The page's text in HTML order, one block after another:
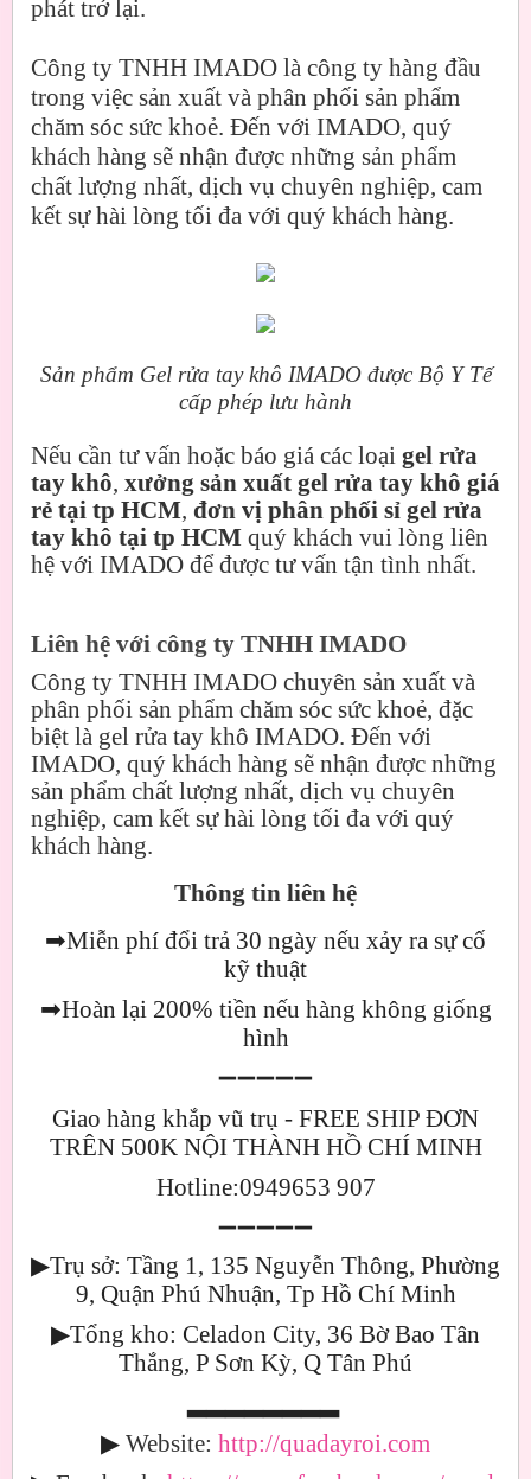
phát trở lại.
Công ty TNHH IMADO là công ty hàng đầu
trong việc sản xuất và phân phối sản phẩm
chăm sóc sức khoẻ. Đến với IMADO, quý
khách hàng sẽ nhận được những sản phẩm
chất lượng nhất, dịch vụ chuyên nghiệp, cam
kết sự hài lòng tối đa với quý khách hàng.
Sản phẩm Gel rửa tay khô IMADO được Bộ Y Tế
cấp phép lưu hành
Nếu cần tư vấn hoặc báo giá các loại gel rửa
tay khô, xưởng sản xuất gel rửa tay khô giá
rẻ tại tp HCM, đơn vị phân phối sỉ gel rửa
tay khô tại tp HCM quý khách vui lòng liên
hệ với IMADO để được tư vấn tận tình nhất.
Liên hệ với công ty TNHH IMADO
Công ty TNHH IMADO chuyên sản xuất và
phân phối sản phẩm chăm sóc sức khoẻ, đặc
biệt là gel rửa tay khô IMADO. Đến với
IMADO, quý khách hàng sẽ nhận được những
sản phẩm chất lượng nhất, dịch vụ chuyên
nghiệp, cam kết sự hài lòng tối đa với quý
khách hàng.
Thông tin liên hệ
➡Miễn phí đổi trả 30 ngày nếu xảy ra sự cố
kỹ thuật
➡Hoàn lại 200% tiền nếu hàng không giống
hình
➖➖➖➖➖
Giao hàng khắp vũ trụ - FREE SHIP ĐƠN
TRÊN 500K NỘI THÀNH HỒ CHÍ MINH
Hotline:0949653 907
➖➖➖➖➖
▶Trụ sở: Tầng 1, 135 Nguyễn Thông, Phường
9, Quận Phú Nhuận, Tp Hồ Chí Minh
▶Tổng kho: Celadon City, 36 Bờ Bao Tân
Thắng, P Sơn Kỳ, Q Tân Phú
▂▂▂▂▂▂▂▂
▶ Website: http://quadayroi.com